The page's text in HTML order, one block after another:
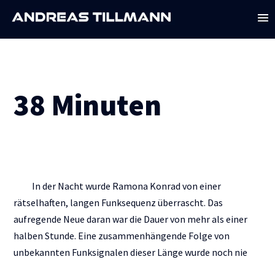
38 Minuten
In der Nacht wurde Ramona Konrad von einer
rätselhaften, langen Funksequenz überrascht. Das
aufregende Neue daran war die Dauer von mehr als einer
halben Stunde. Eine zusammenhängende Folge von
unbekannten Funksignalen dieser Länge wurde noch nie